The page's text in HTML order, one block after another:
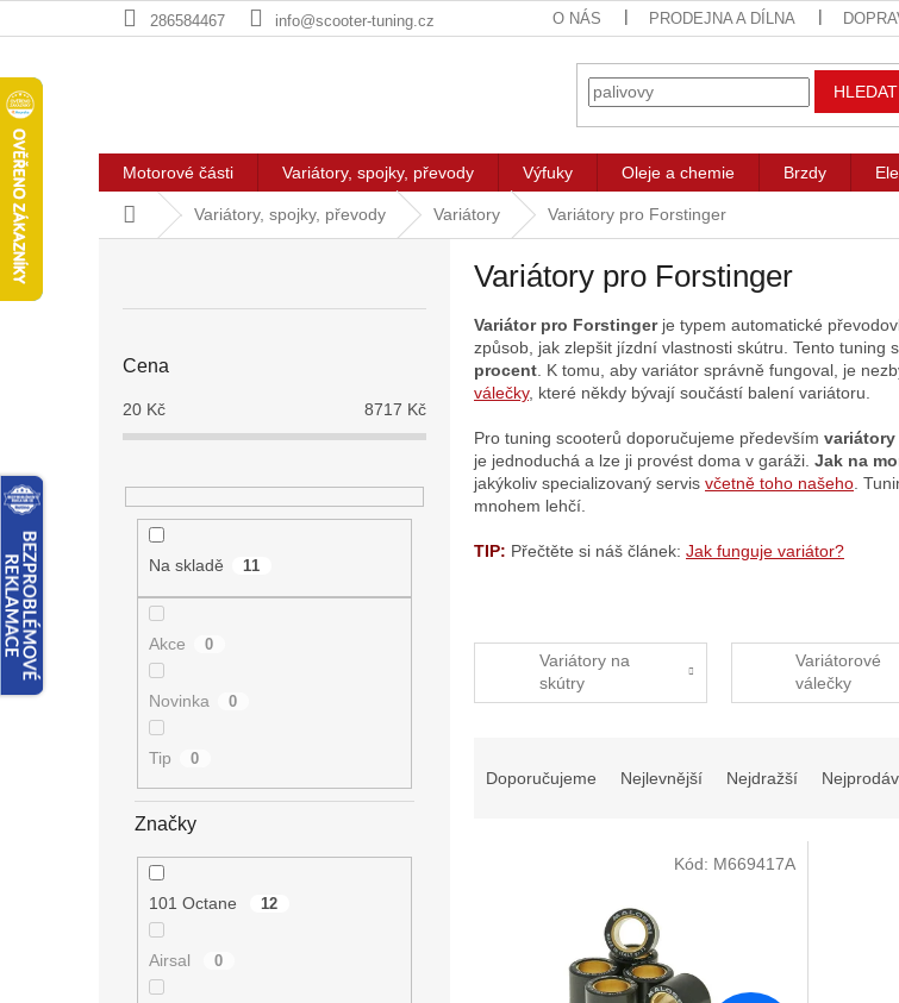
na
286584467 info@scooter-tuning.cz O NÁS PRODEJNA A DÍLNA
HLEDAT
Motorové části Variátory, spojky, převody Výfuky Oleje a chemie Brzdy
Domů Variátory, spojky, převody Variátory Variátory pro Forstinger
Cena
20 Kč 8717 Kč
Na skladě 11
Akce 0
Novinka 0
Tip 0
Značky
101 Octane 12
Airsal 0
Variátory pro Forstinger
Variátor pro Forstingerje typem automatické
způsob, jak zlepšit jízdní vlastnosti skútru. Tento tuning
procent . K tomu, aby variátor správně fungoval, je
válečky, které někdy bývají součástí balení variátoru.
Pro tuning scooterů doporučujeme především
je jednoduchá a lze ji provést doma v garáži. Jak na
jakýkoliv specializovaný servis včetně toho našeho .
mnohem lehčí.
TIP: Přečtěte si náš článek: Jak funguje variátor?
Variátory na
skútry
Variátorové
válečky
Doporučujeme Nejlevnější Nejdražší
Kód: M669417A